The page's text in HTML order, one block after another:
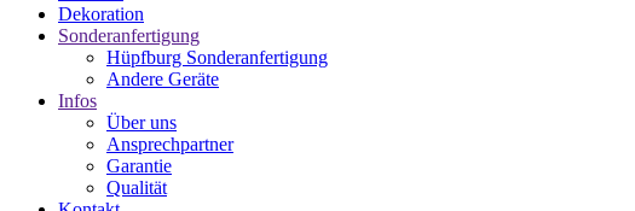
Dekoration
Sonderanfertigung
Hüpfburg Sonderanfertigung
Andere Geräte
Infos
Über uns
Ansprechpartner
Garantie
Qualität